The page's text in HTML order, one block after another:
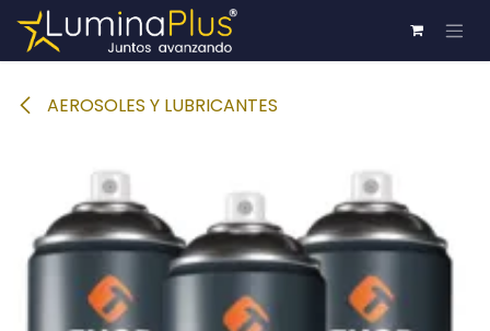
Ir al contenido
AEROSOLES Y LUBRICANTES